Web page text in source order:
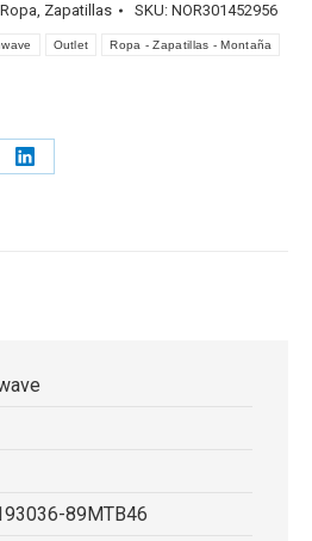
Ropa, Zapatillas SKU: NOR301452956
Outlet Ropa - Zapatillas - Montaña
Share
89MTB46